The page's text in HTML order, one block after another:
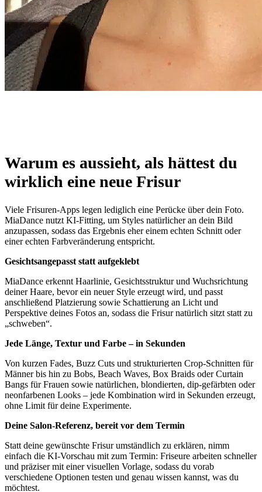
Warum es aussieht, als hättest du
wirklich eine neue Frisur
Viele Frisuren-Apps legen lediglich eine Perücke über dein Foto.
MiaDance nutzt KI-Fitting, um Styles natürlicher an dein Bild
anzupassen, sodass das Ergebnis eher einem echten Schnitt oder
einer echten Farbveränderung entspricht.
Gesichtsangepasst statt aufgeklebt
MiaDance erkennt Haarlinie, Gesichtsstruktur und Wuchsrichtung
deiner Haare, bevor ein neuer Style erzeugt wird, und passt
anschließend Platzierung sowie Schattierung an Licht und
Perspektive deines Fotos an, sodass die Frisur natürlich sitzt statt zu
„schweben“.
Jede Länge, Textur und Farbe – in Sekunden
Von kurzen Fades, Buzz Cuts und strukturierten Crop-Schnitten für
Männer bis hin zu Bobs, Beach Waves, Box Braids oder Curtain
Bangs für Frauen sowie natürlichen, blondierten, dip-gefärbten oder
neonfarbenen Looks – jede Kombination wird in Sekunden erzeugt,
ohne Limit für deine Experimente.
Deine Salon-Referenz, bereit vor dem Termin
Statt deine gewünschte Frisur umständlich zu erklären, nimm
einfach die KI-Vorschau mit zum Termin: Friseure arbeiten schneller
und präziser mit einer visuellen Vorlage, sodass du vorab
verschiedene Optionen testen und genau wissen kannst, was du
möchtest.